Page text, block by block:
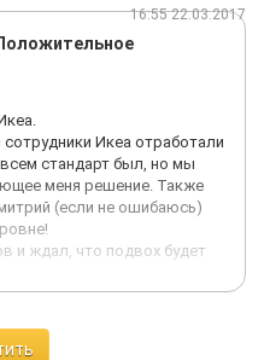
16:55 22.03.2017
Икеа отработали
стандарт был, но мы
меня решение. Также
(если не ошибаюсь)
и ждал, что подвох будет
- привезли утром.
посчитали. В общем